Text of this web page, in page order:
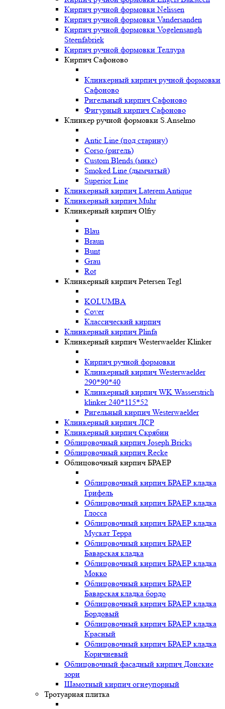
Кирпич ручной формовки Nelissen
Кирпич ручной формовки Vandersanden
Кирпич ручной формовки Vogelensangh
Steenfabriek
Кирпич ручной формовки Теллура
Кирпич Сафоново
Клинкерный кирпич ручной формовки
Сафоново
Ригельный кирпич Сафоново
Фигурный кирпич Сафоново
Клинкер ручной формовки S.Anselmo
Antic Line (под старину)
Corso (ригель)
Custom Blends (микс)
Smoked Line (дымчатый)
Superior Line
Клинкерный кирпич Laterem Antique
Клинкерный кирпич Muhr
Клинкерный кирпич Olfry
Blau
Braun
Bunt
Grau
Rot
Клинкерный кирпич Petersen Tegl
KOLUMBA
Cover
Классический кирпич
Клинкерный кирпич Plinfa
Клинкерный кирпич Westerwaelder Klinker
Кирпич ручной формовки
Клинкерный кирпич Westerwaelder
290*90*40
Клинкерный кирпич WK Wasserstrich
klinker 240*115*52
Ригельный кирпич Westerwaelder
Клинкерный кирпич ЛСР
Клинкерный кирпич Скрябин
Облицовочный кирпич Joseph Bricks
Облицовочный кирпич Recke
Облицовочный кирпич БРАЕР
Облицовочный кирпич БРАЕР кладка
Грифель
Облицовочный кирпич БРАЕР кладка
Глосса
Облицовочный кирпич БРАЕР кладка
Мускат Терра
Облицовочный кирпич БРАЕР
Баварская кладка
Облицовочный кирпич БРАЕР кладка
Мокко
Облицовочный кирпич БРАЕР
Баварская кладка бордо
Облицовочный кирпич БРАЕР кладка
Бордовый
Облицовочный кирпич БРАЕР кладка
Красный
Облицовочный кирпич БРАЕР кладка
Коричневый
Облицовочный фасадный кирпич Донские
зори
Шамотный кирпич огнеупорный
Тротуарная плитка